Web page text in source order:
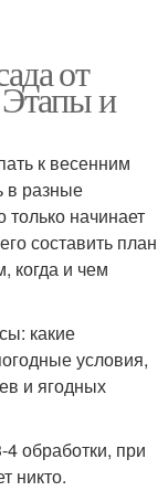
от
Этапы и
к весенним
в разные
начинает
составить план
когда и чем
какие
условия,
и ягодных
обработки, при
никто.